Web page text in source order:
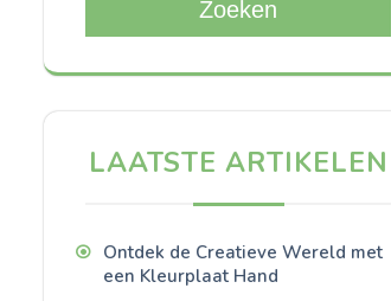
Zoeken
LAATSTE ARTIKELEN
Ontdek de Creatieve Wereld met
een Kleurplaat Hand